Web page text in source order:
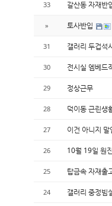
33 갈산동 자재반
» 토사반입
31 갤러리 두겁석
30 전시실 엠베드
29 정상근무
28 덕이동 근린생
27 이건 아니지
26 10월 19일 원
25 탑금속 자재출
24 갤러리 중정빔